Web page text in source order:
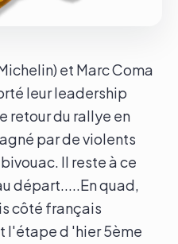
et Marc Coma
leur leadership
retour du rallye en
par de violents
Il reste à ce
départ.....En quad,
côté français
l'étape d 'hier 5ème